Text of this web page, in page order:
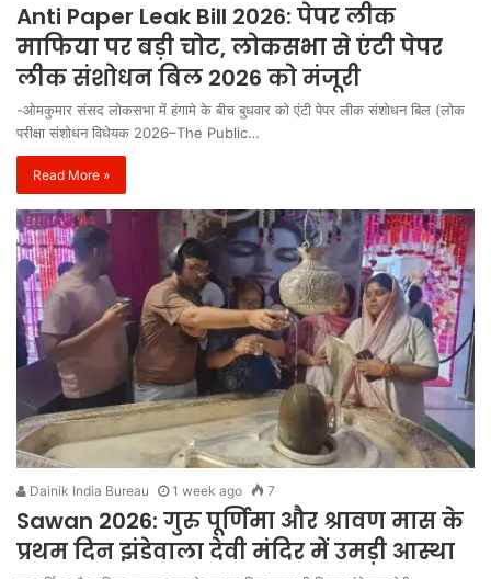
Anti Paper Leak Bill 2026: पेपर लीक
माफिया पर बड़ी चोट, लोकसभा से एंटी पेपर
लीक संशोधन बिल 2026 को मंजूरी
-ओमकुमार संसद लोकसभा में हंगामे के बीच बुधवार को एंटी पेपर लीक संशोधन बिल (लोक
परीक्षा संशोधन विधेयक 2026–The Public…
Read More »
Dainik India Bureau 1 week ago 7
Sawan 2026: गुरु पूर्णिमा और श्रावण मास के
प्रथम दिन झंडेवाला देवी मंदिर में उमड़ी आस्था